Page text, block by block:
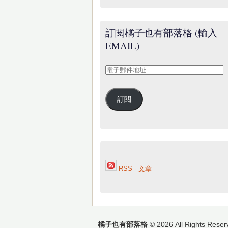
訂閱橘子也有部落格 (輸入
EMAIL)
電
郵
件
訂閱
RSS - 文章
橘子也有部落格 © 2026 All Rights